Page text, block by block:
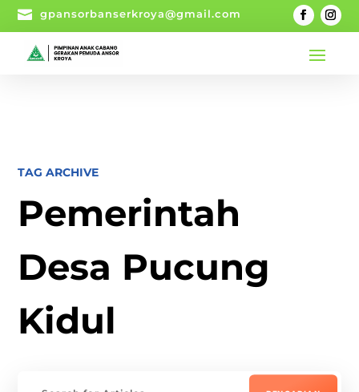
 gpansorbanserkroya@gmail.com
TAG ARCHIVE
Pemerintah
Desa Pucung
Kidul